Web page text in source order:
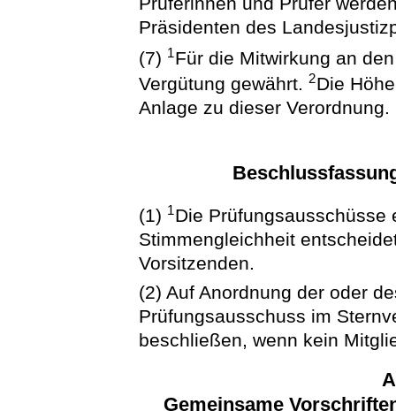
Präsidenten des
(7) 1Für die Mitwirkung an
Vergütung gewährt.2Die
Anlage zu dieser Verordnung.
(1) 1Die
Stimmengleichheit
Vorsitzenden.
(2) Auf Anordnung der oder
Prüfungsausschuss im
beschließen, wenn kein
Gemeinsame